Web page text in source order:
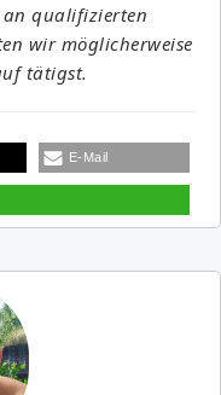
an qualifizierten
wir möglicherweise
tätigst.
E-Mail